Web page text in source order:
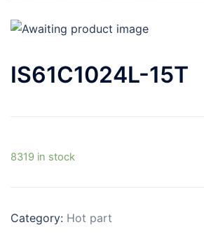
IS61C1024L-15T
8319 in stock
Category: Hot part